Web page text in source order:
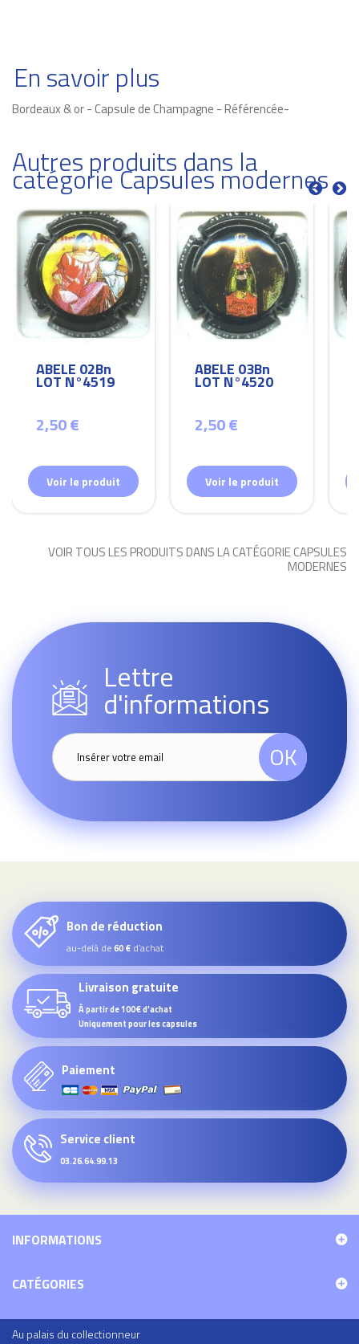
En savoir plus
Bordeaux & or - Capsule de Champagne - Référencée-
Autres produits dans la
catégorie Capsules modernes
ABELE 02Bn
LOT N°4519
2,50 €
Voir le produit
ABELE 03Bn
LOT N°4520
2,50 €
Voir le produit
VOIR TOUS LES PRODUITS DANS LA CATÉGORIE CAPSULES
MODERNES
Lettre
d'informations
OK
Bon de réduction
au-delà de60 € d’achat
Livraison gratuite
À partir de 100€ d'achat
Uniquement pour les capsules
Paiement
Service client
03.26.64.99.13
INFORMATIONS
CATÉGORIES
Au palais du collectionneur